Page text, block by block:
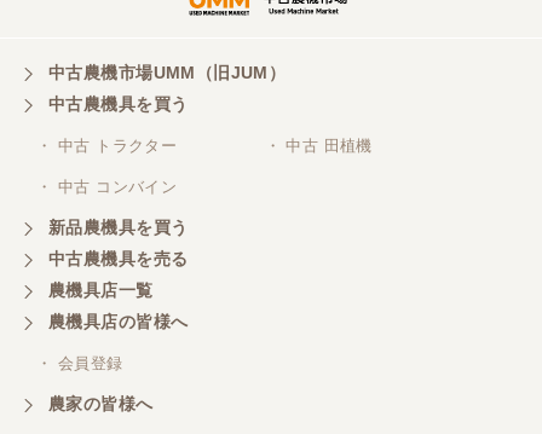
対応も、よくしてくれました、有難うございまし
三重県／山本
対応ありがとうございました。
三重県／山本
共立シュレッターを受け取りました。 状態は問題な
く、エンジンも調子がよさそうです。 ありがとうご
ざいました。
三重県／
中古農機市場UMM（旧JUM）
中古農機具を買う
・ 中古 トラクター ・ 中古 田植機
・ 中古 コンバイン
新品農機具を買う
中古農機具を売る
農機具店一覧
農機具店の皆様へ
・ 会員登録
農家の皆様へ